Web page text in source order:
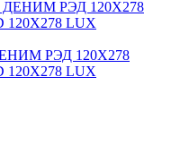
РЭД 120X278
LUX